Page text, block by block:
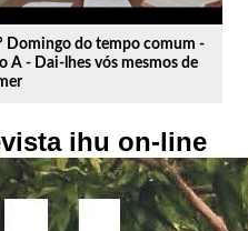
Domingo do tempo comum -
A - Dai-lhes vós mesmos de
ihu on-line